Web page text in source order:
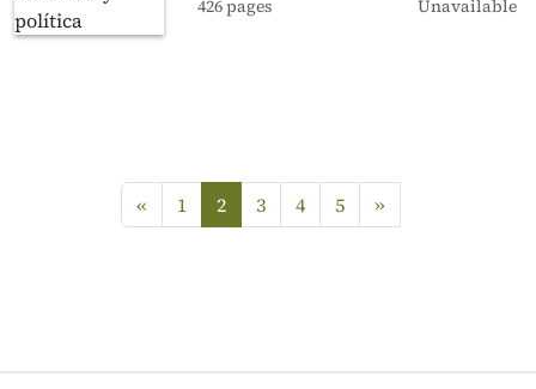
426 pages Unavailable
«Previous
1
2
3 4 5 »next